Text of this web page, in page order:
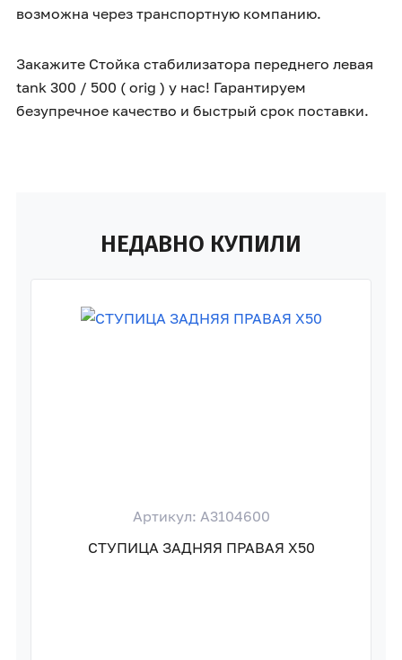
возможна через транспортную компанию.
Закажите Стойка стабилизатора переднего левая
tank 300 / 500 ( orig ) у нас! Гарантируем
безупречное качество и быстрый срок поставки.
НЕДАВНО КУПИЛИ
Артикул: A3104600
СТУПИЦА ЗАДНЯЯ ПРАВАЯ X50